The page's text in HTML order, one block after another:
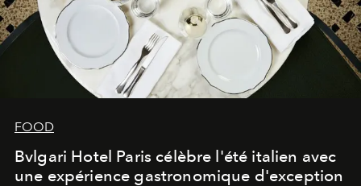
FOOD
Bvlgari Hotel Paris célèbre l'été italien avec
une expérience gastronomique d'exception